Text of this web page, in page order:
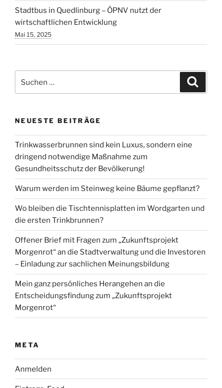
Stadtbus in Quedlinburg – ÖPNV nutzt der
wirtschaftlichen Entwicklung
Mai 15, 2025
nach:
NEUESTE BEITRÄGE
Trinkwasserbrunnen sind kein Luxus, sondern eine
dringend notwendige Maßnahme zum
Gesundheitsschutz der Bevölkerung!
Warum werden im Steinweg keine Bäume gepflanzt?
Wo bleiben die Tischtennisplatten im Wordgarten und
die ersten Trinkbrunnen?
Offener Brief mit Fragen zum „Zukunftsprojekt
Morgenrot“ an die Stadtverwaltung und die Investoren
– Einladung zur sachlichen Meinungsbildung
Mein ganz persönliches Herangehen an die
Entscheidungsfindung zum „Zukunftsprojekt
Morgenrot“
META
Anmelden